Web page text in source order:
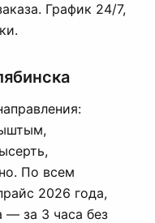
График 24/7,
По всем
2026 года,
— за 3 часа без